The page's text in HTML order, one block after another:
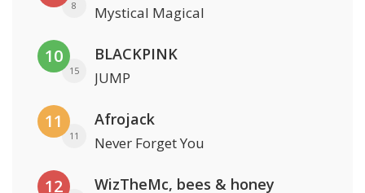
8 Mystical Magical
10
15
BLACKPINK
JUMP
11
11
Afrojack
Never Forget You
12 WizTheMc, bees & honey